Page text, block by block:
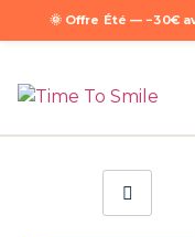
🌞 Offre Été — −30€